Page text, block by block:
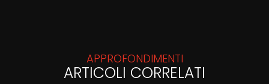
APPROFONDIMENTI
ARTICOLI CORRELATI